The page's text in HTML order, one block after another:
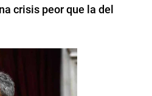
crisis peor que la del